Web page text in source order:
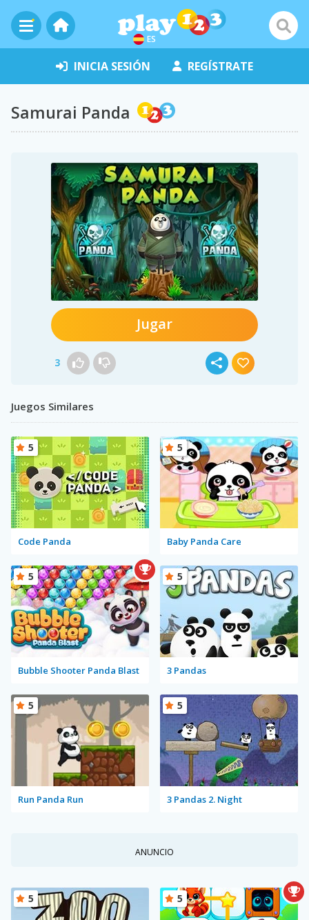
ES
INICIA SESIÓN REGÍSTRATE
Samurai Panda
Jugar
3
Juegos Similares
Code Panda
5
Baby Panda Care
5
Bubble Shooter Panda Blast
5
3 Pandas
5
Run Panda Run
5
3 Pandas 2. Night
5
ANUNCIO
5 5